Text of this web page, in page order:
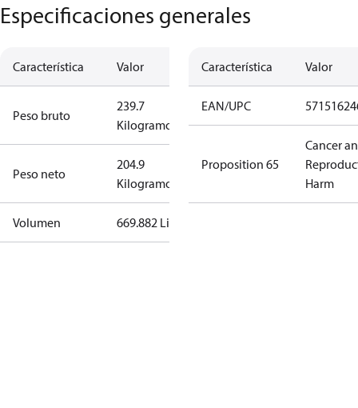
Especificaciones generales
Característica Valor
Peso bruto
239.7
Kilogramo
Peso neto
204.9
Kilogramo
Volumen 669.882 Litro
Característica Valor
EAN/UPC
Proposition 65
Cancer
Harm